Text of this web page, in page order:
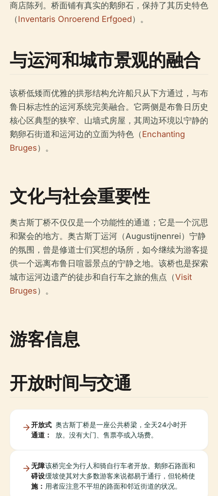
商店陈列。桥面铺有真实的鹅卵石，保持了其历史特色
（Inventaris Onroerend Erfgoed）。
与运河和城市景观的融合
该桥低矮而优雅的拱形结构允许船只从下方通过，与布
鲁日标志性的运河系统完美融合。它两侧是布鲁日历史
核心区典型的狭窄、山墙式房屋，其周边环境以宁静的
鹅卵石街道和运河边的立面为特色（Enchanting
Bruges）。
文化与社会重要性
奥古斯丁桥不仅仅是一个功能性的通道；它是一个沉思
和聚会的地方。奥古斯丁运河（Augustijnenrei）宁静
的氛围，曾是修道士们冥想的场所，如今继续为游客提
供一个远离布鲁日喧嚣景点的宁静之地。该桥也是探索
城市运河边遗产的徒步和自行车之旅的焦点（Visit
Bruges）。
游客信息
开放时间与交通
开放式
通道：
奥古斯丁桥是一座公共桥梁，全天24小时开
放。没有大门、售票亭或入场费。
无障
碍设
施：
该桥完全为行人和骑自行车者开放。鹅卵石路面和
缓坡使其对大多数游客来说都易于通行，但轮椅使
用者应注意不平坦的路面和邻近街道的状况。